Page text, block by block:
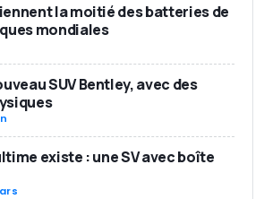
la moitié des batteries de
mondiales
SUV Bentley, avec des
existe : une SV avec boîte